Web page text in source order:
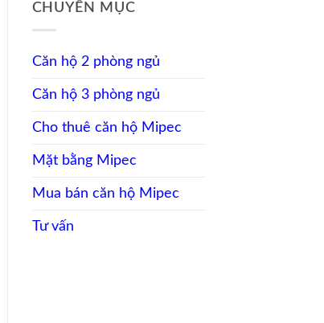
phòng
luận
PENTHOUSE
Mipec
Biên
view
Hồng
CHUYÊN MỤC
Căn hộ 2 phòng ngủ
Căn hộ 3 phòng ngủ
Cho thuê căn hộ Mipec
Mặt bằng Mipec
Mua bán căn hộ Mipec
Tư vấn